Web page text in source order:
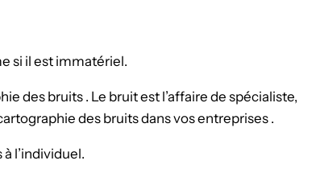
si il est immatériel.
des bruits . Le bruit est l’affaire de spécialiste,
des bruits dans vos entreprises .
l’individuel.